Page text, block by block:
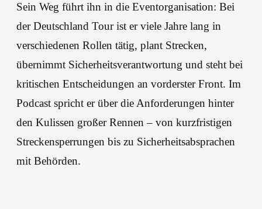
Sein Weg führt ihn in die Eventorganisation: Bei
der Deutschland Tour ist er viele Jahre lang in
verschiedenen Rollen tätig, plant Strecken,
übernimmt Sicherheitsverantwortung und steht bei
kritischen Entscheidungen an vorderster Front. Im
Podcast spricht er über die Anforderungen hinter
den Kulissen großer Rennen – von kurzfristigen
Streckensperrungen bis zu Sicherheitsabsprachen
mit Behörden.